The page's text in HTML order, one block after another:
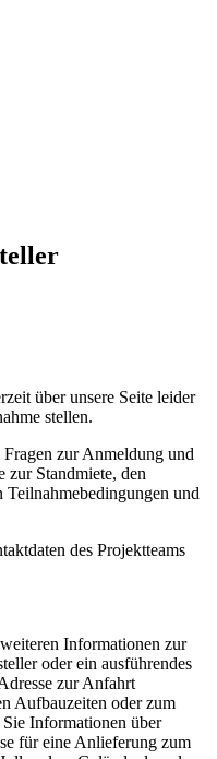
über unsere Seite leider
stellen.
zur Anmeldung und
zur Standmiete, den
und
des Projektteams
Informationen zur
oder ein ausführendes
zur Anfahrt
Aufbauzeiten oder zum
Informationen über
für eine Anlieferung zum